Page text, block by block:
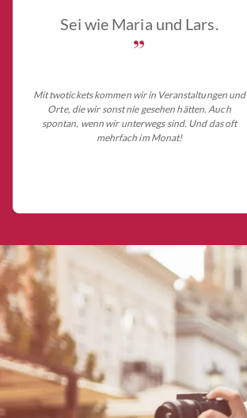
Sei wie Maria und Lars.
„
Mit twotickets kommen wir in Veranstaltungen und
Orte, die wir sonst nie gesehen hätten. Auch
spontan, wenn wir unterwegs sind. Und das oft
mehrfach im Monat!